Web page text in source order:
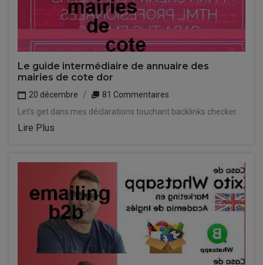
Le guide intermédiaire de annuaire des
mairies de cote dor
20 décembre
81 Commentaires
Let's get dans mes déclarations touchant backlinks checker.
Lire Plus